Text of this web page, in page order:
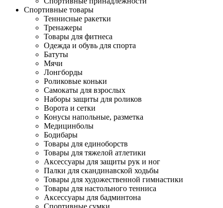
Спортивные товары
Теннисные ракетки
Тренажеры
Товары для фитнеса
Одежда и обувь для спорта
Батуты
Мячи
Лонгборды
Роликовые коньки
Самокаты для взрослых
Наборы защиты для роликов
Ворота и сетки
Конусы напольные, разметка
Медицинболы
Бодибары
Товары для единоборств
Товары для тяжелой атлетики
Аксессуары для защиты рук и ног
Палки для скандинавской ходьбы
Товары для художественной гимнастики
Товары для настольного тенниса
Аксессуары для бадминтона
Спортивные сумки